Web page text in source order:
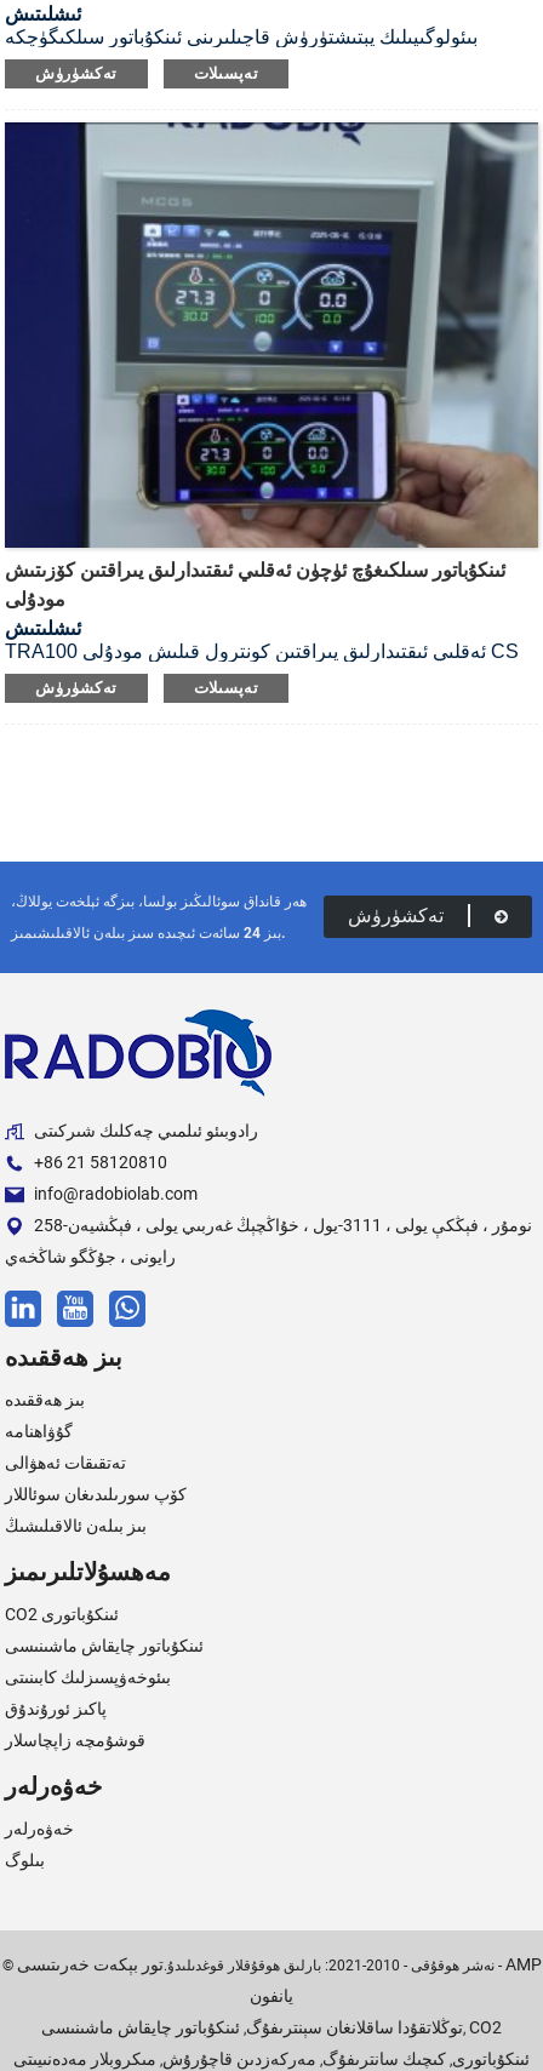
ئىشلىتىش
بىئولوگىيىلىك يېتىشتۈرۈش قاچىلىرىنى ئىنكۇباتور سىلكىگۈچكە
ئورنىتىش ئۈچۈن.
تەكشۈرۈش تەپسىلات
ئىنكۇباتور سىلكىغۇچ ئۈچۈن ئەقلىي ئىقتىدارلىق يىراقتىن كۆزىتىش
مودۇلى
ئىشلىتىش
TRA100 ئەقلىي ئىقتىدارلىق يىراقتىن كونترول قىلىش مودۇلى CS
يۈرۈشلۈك CO2 ئىنكۇباتور سىلكىغۇچلىرى ئۈچۈن مەخسۇس
لايىھەلەنگەن قوشۇمچە زاپچاس. سىلكىغۇچنى تورغا ئۇلىغاندىن
تەكشۈرۈش تەپسىلات
ھەر قانداق سوئالىڭىز بولسا، بىزگە ئېلخەت يوللاڭ،
بىز 24 سائەت ئىچىدە سىز بىلەن ئالاقىلىشىمىز.
تەكشۈرۈش
رادوبىئو ئىلمىي چەكلىك شىركىتى
+86 21 58120810
info@radobiolab.com
258-نومۇر ، فېڭكې يولى ، 3111-يول ، خۇاڭچېڭ غەربىي يولى ، فېڭشيەن
رايونى ، جۇڭگو شاڭخەي
بىز ھەققىدە
بىز ھەققىدە
گۇۋاھنامە
تەتقىقات ئەھۋالى
كۆپ سورىلىدىغان سوئاللار
بىز بىلەن ئالاقىلىشىڭ
مەھسۇلاتلىرىمىز
CO2 ئىنكۇباتورى
ئىنكۇباتور چايقاش ماشىنىسى
بىئوخەۋپسىزلىك كابىنىتى
پاكىز ئورۇندۇق
قوشۇمچە زاپچاسلار
خەۋەرلەر
خەۋەرلەر
بىلوگ
© نەشر ھوقۇقى - 2010-2021: بارلىق ھوقۇقلار قوغدىلىدۇ. تور بېكەت خەرىتىسى - AMP
يانفون
توڭلاتقۇدا ساقلانغان سېنترىفۇگ, ئىنكۇباتور چايقاش ماشىنىسى , CO2
ئىنكۇباتورى, كىچىك سانترىفۇگ, مەركەزدىن قاچۇرۇش, مىكروبلار مەدەنىيىتى